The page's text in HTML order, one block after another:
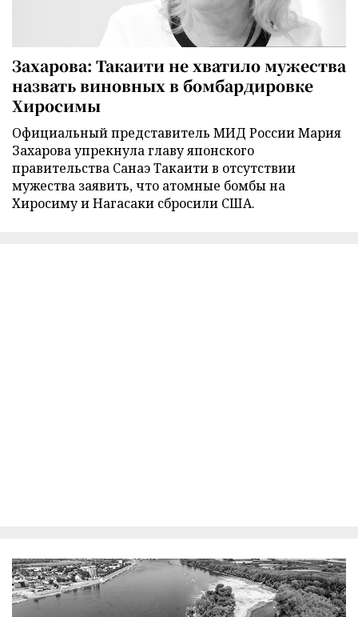
Захарова: Такаити не хватило мужества
назвать виновных в бомбардировке
Хиросимы
Официальный представитель МИД России Мария
Захарова упрекнула главу японского
правительства Санаэ Такаити в отсутствии
мужества заявить, что атомные бомбы на
Хиросиму и Нагасаки сбросили США.